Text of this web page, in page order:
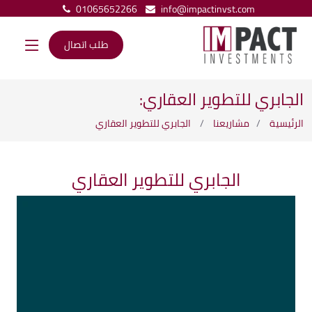
01065652266
info@impactinvst.com
طلب اتصال
الجابري للتطوير العقاري:
الرئيسية مشاريعنا الجابري للتطوير العقاري
الجابري للتطوير العقاري